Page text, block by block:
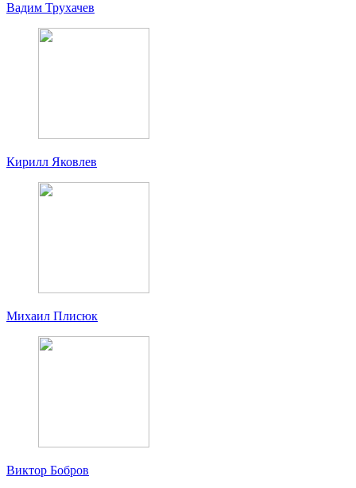
Вадим Трухачев
Кирилл Яковлев
Михаил Плисюк
Виктор Бобров